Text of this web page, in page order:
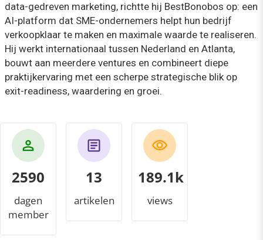
data-gedreven marketing, richtte hij BestBonobos op: een
AI-platform dat SME-ondernemers helpt hun bedrijf
verkoopklaar te maken en maximale waarde te realiseren.
Hij werkt internationaal tussen Nederland en Atlanta,
bouwt aan meerdere ventures en combineert diepe
praktijkervaring met een scherpe strategische blik op
exit-readiness, waardering en groei.
2590
dagen
member
13
artikelen
205.0k
views